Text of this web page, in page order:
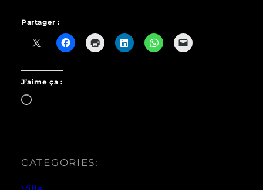
Partager :
J’aime ça :
Chargement…
CATEGORIES: